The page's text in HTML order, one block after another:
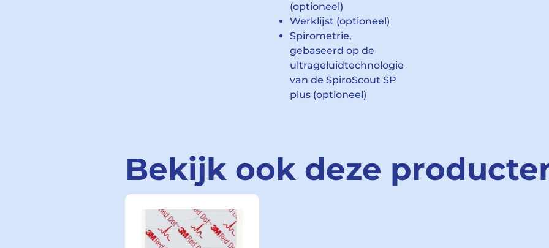
(optioneel)
Werklijst (optioneel)
Spirometrie,
gebaseerd op de
ultrageluidtechnologie
van de SpiroScout SP
plus (optioneel)
Bekijk ook deze